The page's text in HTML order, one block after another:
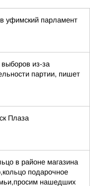
уфимский парламент
выборов из-за
партии, пишет
Плаза
в районе магазина
подарочное
нашедших